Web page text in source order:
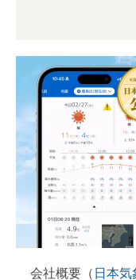
会社概要（ 日本気